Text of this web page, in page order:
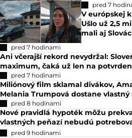
pred 7
V európskej
Ušlo už 2,5
mali aj
pred 7 hodinami
Ani včerajší rekord nevydržal:
maximum, čaká už len na
pred 7 hodinami
Miliónový film sklamal divákov,
Melania Trumpová dostane vlastný
pred 8 hodinami
Nové pravidlá hypoték môžu
vlastných peňazí nebudú
pred 9 hodinami